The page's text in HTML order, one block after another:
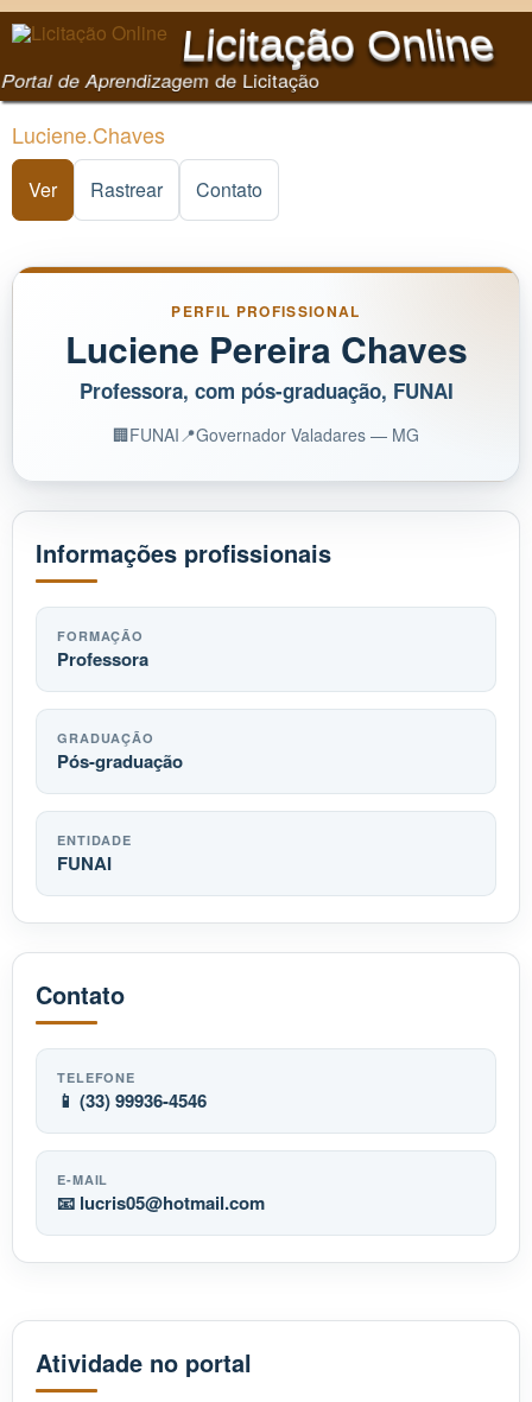
Pular para o conteúdo
principal
Licitação Online
Portal de Aprendizagem de Licitação
Luciene.Chaves
Ver(aba ativa)
Rastrear Contato
PERFIL PROFISSIONAL
Luciene Pereira Chaves
Professora, com pós-graduação, FUNAI
🏢FUNAI📍Governador Valadares — MG
Informações profissionais
FORMAÇÃO
Professora
GRADUAÇÃO
Pós-graduação
ENTIDADE
FUNAI
Contato
TELEFONE
📱 (33) 99936-4546
E-MAIL
📧 lucris05 hotmail.com
Atividade no portal